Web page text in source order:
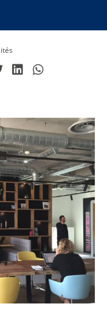
PartagerPartager